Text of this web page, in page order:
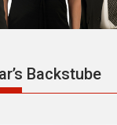
Backstube